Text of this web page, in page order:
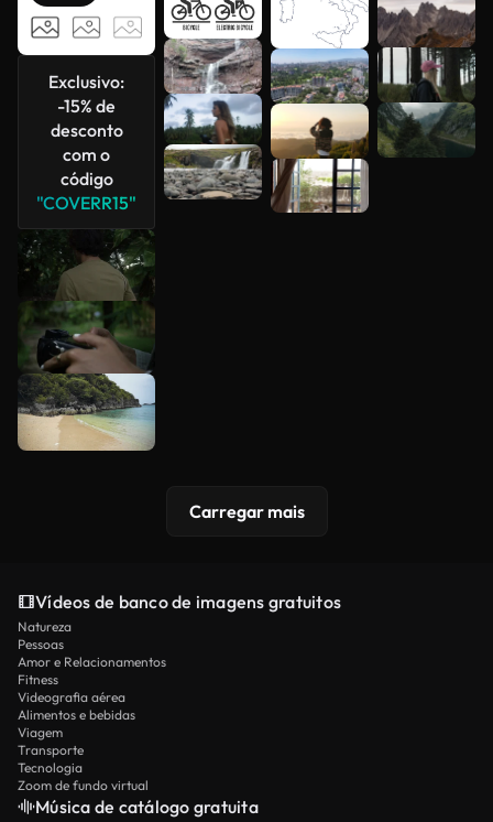
Exclusivo:
-15% de
desconto
com o
código
"COVERR15"
Veja mais
Carregar mais
Vídeos de banco de imagens gratuitos
Natureza
Pessoas
Amor e Relacionamentos
Fitness
Videografia aérea
Alimentos e bebidas
Viagem
Transporte
Tecnologia
Zoom de fundo virtual
Música de catálogo gratuita